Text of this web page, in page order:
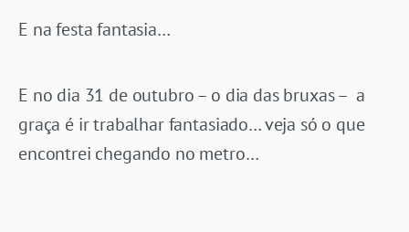
E na festa fantasia…
E no dia 31 de outubro – o dia das bruxas – a
graça é ir trabalhar fantasiado… veja só o que
encontrei chegando no metro…